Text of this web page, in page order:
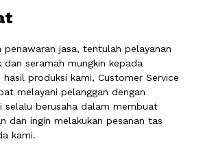
penawaran jasa, tentulah pelayanan
dan seramah mungkin kepada
hasil produksi kami, Customer Service
melayani pelanggan dengan
selalu berusaha dalam membuat
dan ingin melakukan pesanan tas
kami.